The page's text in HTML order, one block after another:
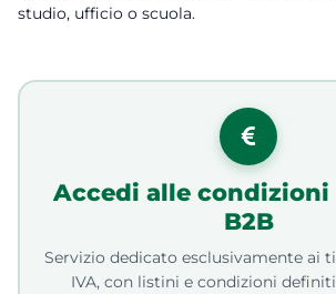
studio, ufficio o scuola.
Accedi alle condizioni
B2B
Servizio dedicato esclusivamente ai
IVA, con listini e condizioni